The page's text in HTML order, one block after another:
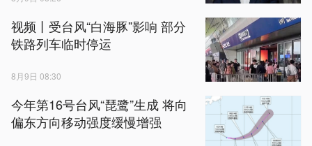
视频丨受台风“白海豚”影响 部分
铁路列车临时停运
8月9日 08:30
今年第16号台风“琵鹭”生成 将向
偏东方向移动强度缓慢增强